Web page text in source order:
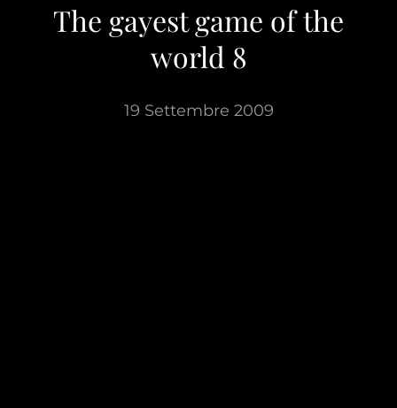
The gayest game of the
world 8
19 Settembre 2009